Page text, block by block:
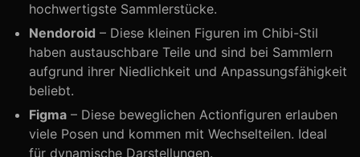
hochwertigste Sammlerstücke.
Nendoroid – Diese kleinen Figuren im Chibi-Stil
haben austauschbare Teile und sind bei Sammlern
aufgrund ihrer Niedlichkeit und Anpassungsfähigkeit
beliebt.
Figma – Diese beweglichen Actionfiguren erlauben
viele Posen und kommen mit Wechselteilen. Ideal
für dynamische Darstellungen.